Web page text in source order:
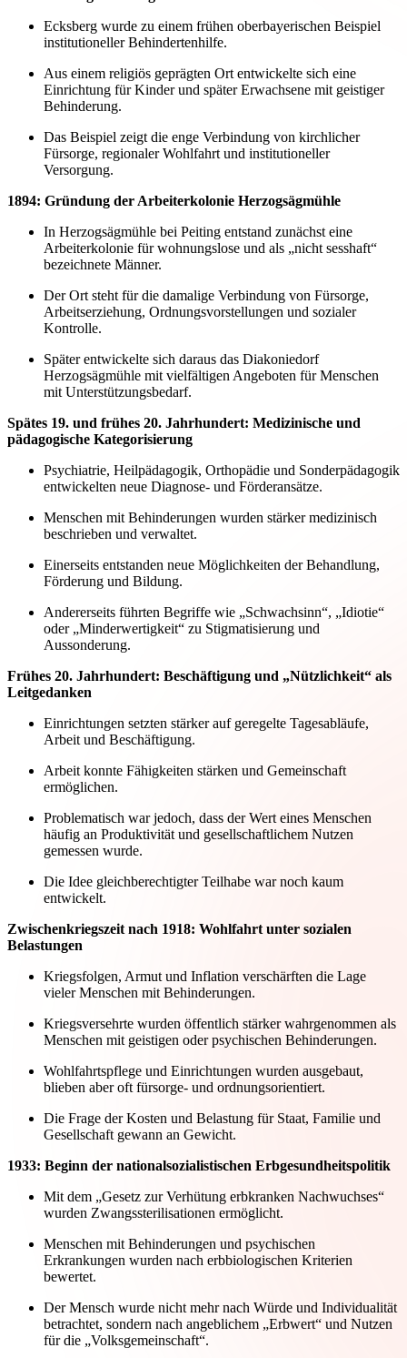
Ecksberg wurde zu einem frühen oberbayerischen Beispiel
institutioneller Behindertenhilfe.
Aus einem religiös geprägten Ort entwickelte sich eine
Einrichtung für Kinder und später Erwachsene mit geistiger
Behinderung.
Das Beispiel zeigt die enge Verbindung von kirchlicher
Fürsorge, regionaler Wohlfahrt und institutioneller
Versorgung.
1894: Gründung der Arbeiterkolonie Herzogsägmühle
In Herzogsägmühle bei Peiting entstand zunächst eine
Arbeiterkolonie für wohnungslose und als „nicht sesshaft“
bezeichnete Männer.
Der Ort steht für die damalige Verbindung von Fürsorge,
Arbeitserziehung, Ordnungsvorstellungen und sozialer
Kontrolle.
Später entwickelte sich daraus das Diakoniedorf
Herzogsägmühle mit vielfältigen Angeboten für Menschen
mit Unterstützungsbedarf.
Spätes 19. und frühes 20. Jahrhundert: Medizinische und
pädagogische Kategorisierung
Psychiatrie, Heilpädagogik, Orthopädie und Sonderpädagogik
entwickelten neue Diagnose- und Förderansätze.
Menschen mit Behinderungen wurden stärker medizinisch
beschrieben und verwaltet.
Einerseits entstanden neue Möglichkeiten der Behandlung,
Förderung und Bildung.
Andererseits führten Begriffe wie „Schwachsinn“, „Idiotie“
oder „Minderwertigkeit“ zu Stigmatisierung und
Aussonderung.
Frühes 20. Jahrhundert: Beschäftigung und „Nützlichkeit“ als
Leitgedanken
Einrichtungen setzten stärker auf geregelte Tagesabläufe,
Arbeit und Beschäftigung.
Arbeit konnte Fähigkeiten stärken und Gemeinschaft
ermöglichen.
Problematisch war jedoch, dass der Wert eines Menschen
häufig an Produktivität und gesellschaftlichem Nutzen
gemessen wurde.
Die Idee gleichberechtigter Teilhabe war noch kaum
entwickelt.
Zwischenkriegszeit nach 1918: Wohlfahrt unter sozialen
Belastungen
Kriegsfolgen, Armut und Inflation verschärften die Lage
vieler Menschen mit Behinderungen.
Kriegsversehrte wurden öffentlich stärker wahrgenommen als
Menschen mit geistigen oder psychischen Behinderungen.
Wohlfahrtspflege und Einrichtungen wurden ausgebaut,
blieben aber oft fürsorge- und ordnungsorientiert.
Die Frage der Kosten und Belastung für Staat, Familie und
Gesellschaft gewann an Gewicht.
1933: Beginn der nationalsozialistischen Erbgesundheitspolitik
Mit dem „Gesetz zur Verhütung erbkranken Nachwuchses“
wurden Zwangssterilisationen ermöglicht.
Menschen mit Behinderungen und psychischen
Erkrankungen wurden nach erbbiologischen Kriterien
bewertet.
Der Mensch wurde nicht mehr nach Würde und Individualität
betrachtet, sondern nach angeblichem „Erbwert“ und Nutzen
für die „Volksgemeinschaft“.